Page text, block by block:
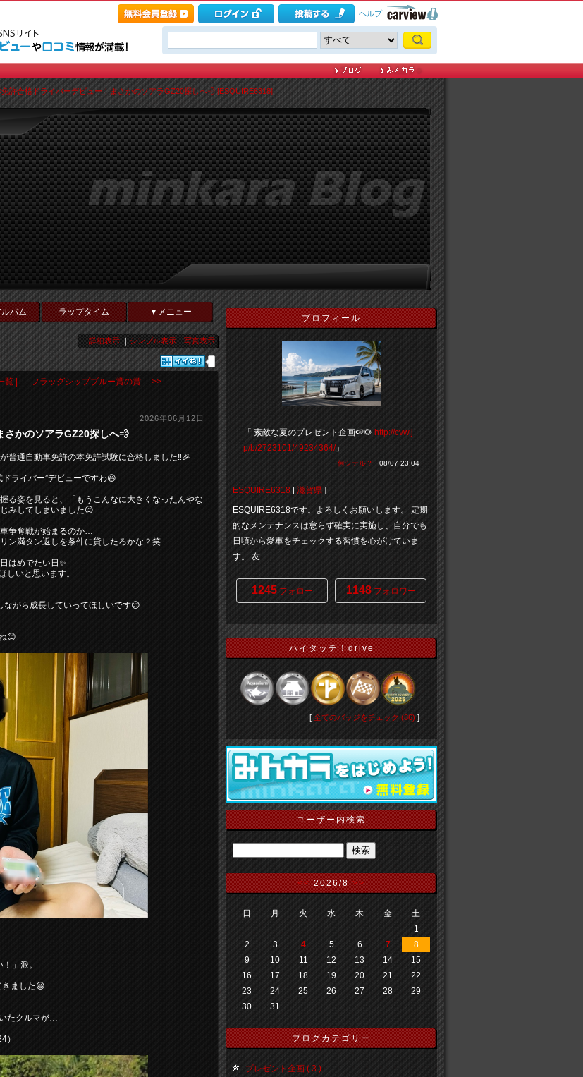
ヘルプ
許合格ドライバーデビュー！まさかのソアラGZ20探しへ💨 [ESQUIRE6318]
バム ラップタイム ▼メニュー
詳細表示 ｜ シンプル表示 ｜ 写真表示
覧 | フラッグシップブルー賞の賞 ... >>
2026年06月12日
さかのソアラGZ20探しへ💨
普通自動車免許の本免許試験に合格しました‼️🎉
ドライバー”デビューですわ😆
る姿を見ると、「もうこんなに大きくなったんやな
みしてしまいました😌
争奪戦が始まるのか…
ン満タン返しを条件に貸したろかな？笑
はめでたい日✨
しいと思います。
がら成長していってほしいです😌
😊
」派。
ました😆
たクルマが…
）
プロフィール
「 素敵な夏のプレゼント企画🍉🌻 http://cvw.j
p/b/2723101/49234364/」
何シテル？ 08/07 23:04
ESQUIRE6318 [滋賀県 ]
ESQUIRE6318です。よろしくお願いします。 定期
的なメンテナンスは怠らず確実に実施し、自分でも
日頃から愛車をチェックする習慣を心がけていま
す。 友...
1245フォロー 1148フォロワー
ハイタッチ！drive
[ 全てのバッジをチェック (86) ]
ユーザー内検索
<<2026/8>>
日 月 火 水 木 金
土
1
2
3 4 5 6 7
8
9
10 11 12 13 14
15
16
17 18 19 20 21
22
23
24 25 26 27 28
29
30
31
ブログカテゴリー
プレゼント企画 ( 3 )